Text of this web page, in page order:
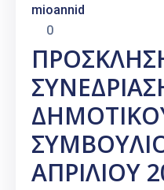
Του
Δήμου
Προσκλήσεις
Αποφάσεις
Τηλέφωνα
Καιρός
mioannid
0
ΑΠΡΙΛΙΟΥ